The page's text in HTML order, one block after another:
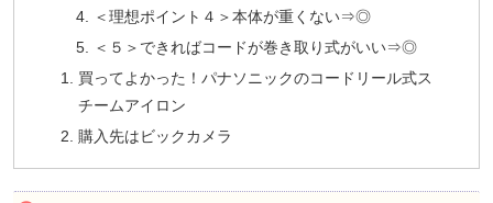
＜理想ポイント４＞本体が重くない⇒◎
＜５＞できればコードが巻き取り式がいい⇒◎
買ってよかった！パナソニックのコードリール式ス
チームアイロン
購入先はビックカメラ